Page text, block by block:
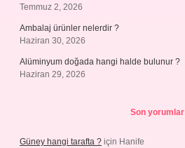
Temmuz 2, 2026
Ambalaj ürünler nelerdir ?
Haziran 30, 2026
Alüminyum doğada hangi halde bulunur ?
Haziran 29, 2026
Son yorumlar
Güney hangi tarafta ? için Hanife